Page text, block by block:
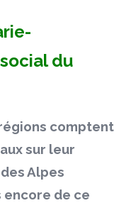
du
comptent
sur leur
Alpes
encore de ce